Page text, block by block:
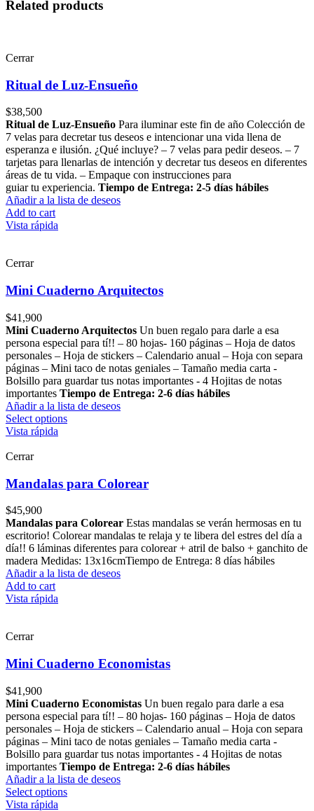
Related products
Cerrar
Ritual de Luz-Ensueño
$38,500
Ritual de Luz-Ensueño Para iluminar este fin de año Colección de
7 velas para decretar tus deseos e intencionar una vida llena de
esperanza e ilusión. ¿Qué incluye? – 7 velas para pedir deseos. – 7
tarjetas para llenarlas de intención y decretar tus deseos en diferentes
áreas de tu vida. – Empaque con instrucciones para
guiar tu experiencia. Tiempo de Entrega: 2-5 días hábiles
Añadir a la lista de deseos
Add to cart
Vista rápida
Cerrar
Mini Cuaderno Arquitectos
$41,900
Mini Cuaderno Arquitectos Un buen regalo para darle a esa
persona especial para tí!! – 80 hojas- 160 páginas – Hoja de datos
personales – Hoja de stickers – Calendario anual – Hoja con separa
páginas – Mini taco de notas geniales – Tamaño media carta -
Bolsillo para guardar tus notas importantes - 4 Hojitas de notas
importantes Tiempo de Entrega: 2-6 días hábiles
Añadir a la lista de deseos
Select options
Vista rápida
Cerrar
Mandalas para Colorear
$45,900
Mandalas para Colorear Estas mandalas se verán hermosas en tu
escritorio! Colorear mandalas te relaja y te libera del estres del día a
día!! 6 láminas diferentes para colorear + atril de balso + ganchito de
madera Medidas: 13x16cm​ Tiempo de Entrega: 8 días hábiles
Añadir a la lista de deseos
Add to cart
Vista rápida
Cerrar
Mini Cuaderno Economistas
$41,900
Mini Cuaderno Economistas Un buen regalo para darle a esa
persona especial para tí!! – 80 hojas- 160 páginas – Hoja de datos
personales – Hoja de stickers – Calendario anual – Hoja con separa
páginas – Mini taco de notas geniales – Tamaño media carta -
Bolsillo para guardar tus notas importantes - 4 Hojitas de notas
importantes Tiempo de Entrega: 2-6 días hábiles
Añadir a la lista de deseos
Select options
Vista rápida